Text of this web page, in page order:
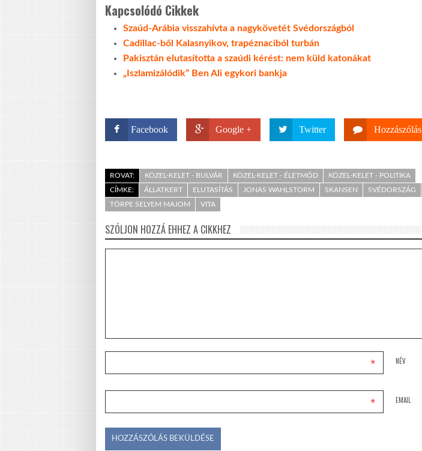
Kapcsolódó Cikkek
Szaúd-Arábia visszahívta a nagykövetét Svédországból
Cadillac-ből Kalasnyikov, trapéznaciból turbán
Pakisztán elutasította a szaúdi kérést: nem küld katonákat
„Iszlamizálódik” Ben Ali egykori bankja
Facebook Google + Twitter Hozzászólás
ROVAT: KÖZEL-KELET - BULVÁR KÖZEL-KELET - ÉLETMÓD
KÖZEL-KELET - POLITIKA
CÍMKE:
ÁLLATKERT ELUTASÍTÁS JONAS WAHLSTORM SKANSEN SVÉDORSZÁG
TÖRPE SELYEM MAJOM
VITA
SZÓLJON HOZZÁ EHHEZ A CIKKHEZ
NÉV
*
EMAIL
*